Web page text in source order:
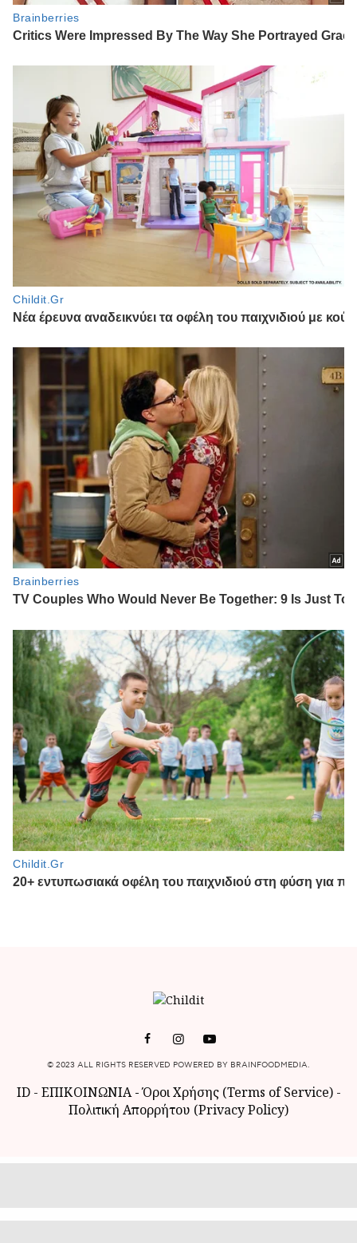
© 2023 ALL RIGHTS RESERVED POWERED BY BRAINFOODMEDIA.
ID- ΕΠΙΚΟΙΝΩΝΙΑ-Όροι Χρήσης (Terms of Service)-
Πολιτική Απορρήτου (Privacy Policy)